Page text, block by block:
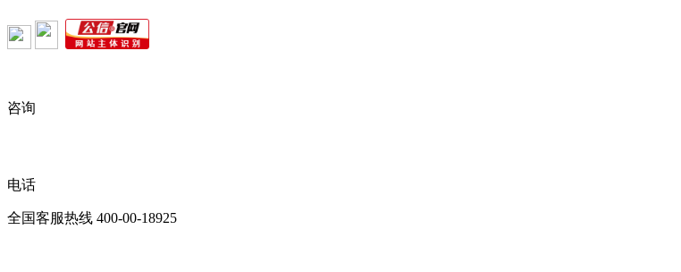
咨询
电话
全国客服热线 400-00-18925